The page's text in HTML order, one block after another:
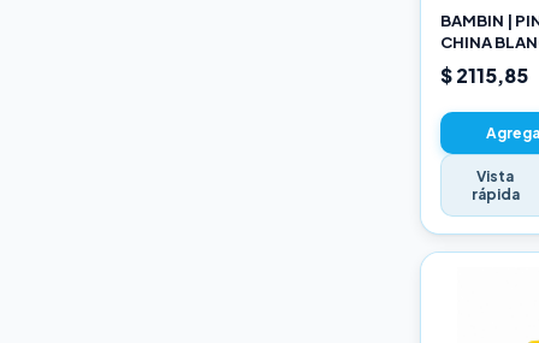
BAMBIN |
CHINA
189 10
$ 2115,85
Vista
rápida